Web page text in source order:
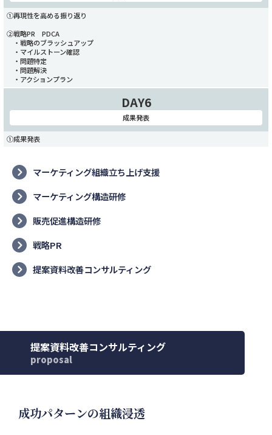
①再現性を高める振り返り
②戦略PR PDCA
・戦略のブラッシュアップ
・マイルストーン確認
・問題特定
・問題解決
・アクションプラン
DAY6
成果発表
①成果発表
マーケティング組織立ち上げ支援
マーケティング構造研修
販売促進構造研修
戦略PR
提案資料改善コンサルティング
提案資料改善コンサルティング
proposal
成功パターンの組織浸透